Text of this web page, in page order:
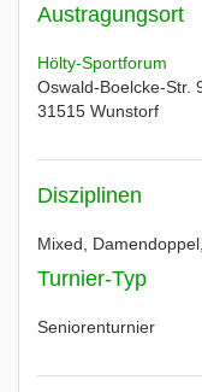
Austragungsort
Hölty-Sportforum
Oswald-Boelcke-Str.
31515 Wunstorf
Disziplinen
Mixed,
Turnier-Typ
Seniorenturnier